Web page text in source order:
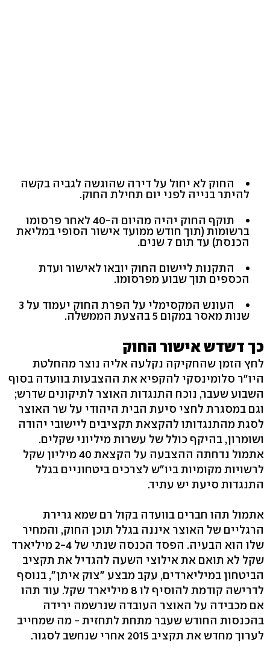
החוק לא יחול על דירה שהוגשה לגביה בקשה
להיתר בנייה לפני יום תחילת החוק.
תוקף החוק יהיה מהיום ה-40 לאחר פרסומו
ברשומות (תוך חודש ממועד אישור הסופי במליאת
הכנסת) עד תום 7 שנים.
התקנות ליישום החוק יובאו לאישור ועדת
הכספים תוך שבוע מפרסומו.
העונש המקסימלי על הפרת החוק יעמוד על 3
שנות מאסר במקום 5 בהצעת הממשלה.
כך דשדש אישור החוק
לחץ הזמן שהחקיקה נקלעה אליה נוצר מהחלטת
היו"ר סלומינסקי להקפיא את ההצבעות בוועדה בסוף
השבוע שעבר, נוכח התנגדות האוצר לתיקונים שדרש;
וגם במסגרת לחצי סיעת הבית היהודי על שר האוצר
לסגת מהתנגדותו להקצאת תקציבים ליישובי יהודה
ושומרון, בהיקף כולל של עשרות מיליוני שקלים.
אתמול נדחתה ההצבעה על הקצאת 40 מיליון שקל
לרשויות מקומיות ביו"ש לצרכים ביטחוניים בגלל
התנגדות סיעת יש עתיד.
אתמול תהו חברים בוועדה בקול רם שמא גרירת
הרגליים של האוצר איננה בגלל תוכן החוק, והמחיר
שלו הוא הבעיה. הפסד הכנסה שנתי של 2-4 מיליארד
שקל לא תואם את אילוצי השעה להגדיל את תקציב
הביטחון במיליארדים, עקב מבצע "צוק איתן", בנוסף
לדרישה קודמת להוסיף לו 8 מיליארד שקל. עוד תהו
אם מכבידה על האוצר העובדה שנרשמה ירידה
בהכנסות החודש שעבר מתחת לתחזית - מה שמחייב
לערוך מחדש את תקציב 2015 אחרי שנחשב לסגור.